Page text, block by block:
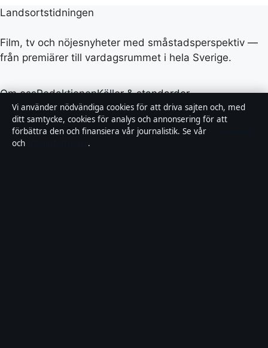
Landsortstidningen
Film, tv och nöjesnyheter med småstadsperspektiv —
från premiärer till vardagsrummet i hela Sverige.
Om ossRedaktionenKällor & standarder
Redaktionell policyRättelserÄgandeIntegritetKontakt
RSS
Vi använder nödvändiga cookies för att driva sajten och, med
ditt samtycke, cookies för analys och annonsering för att
förbättra den och finansiera vår journalistik. Se vår
och
.